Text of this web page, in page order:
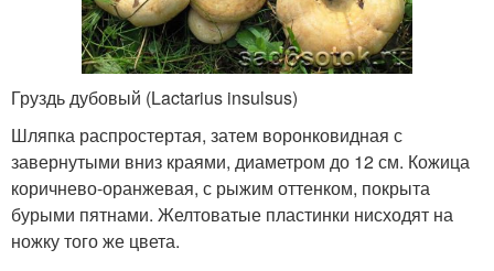
Груздь дубовый (Lactarius insulsus)
Шляпка распростертая, затем воронковидная с
завернутыми вниз краями, диаметром до 12 см. Кожица
коричнево-оранжевая, с рыжим оттенком, покрыта
бурыми пятнами. Желтоватые пластинки нисходят на
ножку того же цвета.